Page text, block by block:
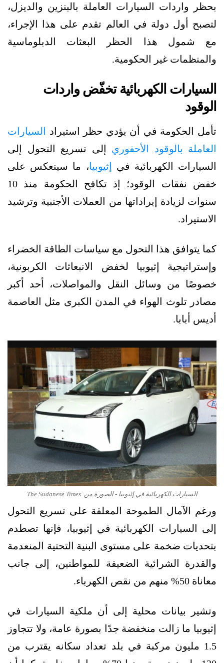
بحظر واردات السيارات العاملة بالبنزين والديزل،
لتصبح أول دولة في العالم تقدم على هذا الإجراء،
مع شمول هذا الحظر البعثات الدبلوماسية
والمنظمات غير الحكومية.
السيارات الكهربائية تخفّض واردات
الوقود
تأمل الحكومة في أن يؤدي حظر استيراد السيارات
العاملة بالوقود الأحفوري إلى تسريع التحول إلى
السيارات الكهربائية في إثيوبيا، ما سينعكس على
خفض نفقات الوقود؛ إذ تكافح الحكومة منذ 10
سنوات لزيادة إيراداتها من العملات الأجنبية وترشيد
الاستيراد.
كما يتوافق هذا التحول مع سياسات الطاقة الخضراء
وإستراتيجية إثيوبيا لخفض الانبعاثات الكربونية،
خصوصًا من وسائل النقل والمواصلات، أحد أكبر
مصادر تلوث الهواء في المدن الكبرى مثل العاصمة
أديس أبابا.
السيارات الكهربائية في إثيوبيا - الصورة من The Sudanese Times
ورغم الآمال الطموحة المعلقة على تسريع التحول
إلى السيارات الكهربائية في إثيوبيا، فإنها تصطدم
بتحديات ضخمة على مستوى البنية التحتية المنعدمة
والقدرة الشرائية الضعيفة للمواطنين، إلى جانب
معاناة 50% منهم من نقص الكهرباء.
وتشير بيانات محلية إلى أن ملكية السيارات في
إثيوبيا ما زالت منخفضة جدًا بصورة عامة، ولا تتجاوز
1.5 مليون مركبة في بلد تعداد سكانه يقترب من